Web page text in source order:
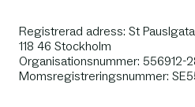
Registrerad adress: St
118 46 Stockholm
Organisationsnummer: 556912-
Momsregistreringsnummer: